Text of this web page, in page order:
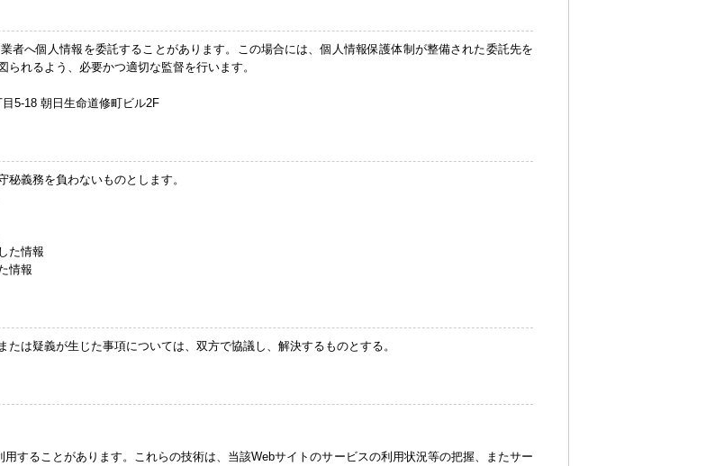
者へ個人情報を委託することがあります。この場合には、個人情報保護体制が整備された委託先を
れるよう、必要かつ適切な監督を行います。
5-18 朝日生命道修町ビル2F
義務を負わないものとします。
た情報
情報
は疑義が生じた事項については、双方で協議し、解決するものとする。
することがあります。これらの技術は、当該Webサイトのサービスの利用状況等の把握、またサー